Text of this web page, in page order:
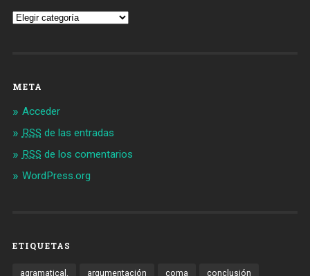
Vocabulario
META
Acceder
RSS de las entradas
RSS de los comentarios
WordPress.org
ETIQUETAS
agramatical. argumentación coma conclusión